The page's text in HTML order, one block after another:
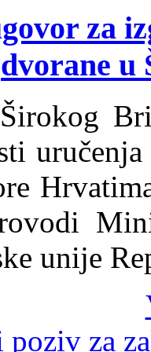
za
dvorane u
unije